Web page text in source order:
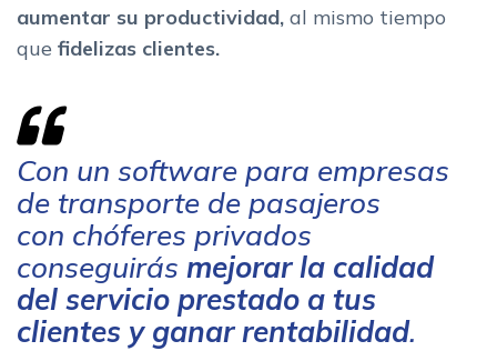
aumentar su productividad, al mismo tiempo
que fidelizas clientes.
Con un software para empresas
de transporte de pasajeros
con chóferes privados
conseguirás mejorar la calidad
del servicio prestado a tus
clientes y ganar rentabilidad.